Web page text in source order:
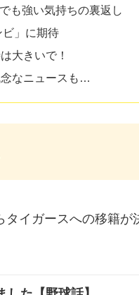
も強い気持ちの裏返し
」に期待
大きいで！
念なニュースも…
イガースへの移籍が